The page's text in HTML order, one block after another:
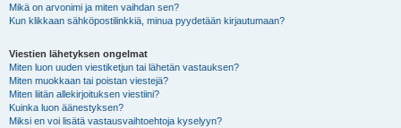
Mikä on arvonimi ja miten vaihdan sen?
Kun klikkaan sähköpostilinkkiä, minua pyydetään kirjautumaan?
Viestien lähetyksen ongelmat
Miten luon uuden viestiketjun tai lähetän vastauksen?
Miten muokkaan tai poistan viestejä?
Miten liitän allekirjoituksen viestiini?
Kuinka luon äänestyksen?
Miksi en voi lisätä vastausvaihtoehtoja kyselyyn?